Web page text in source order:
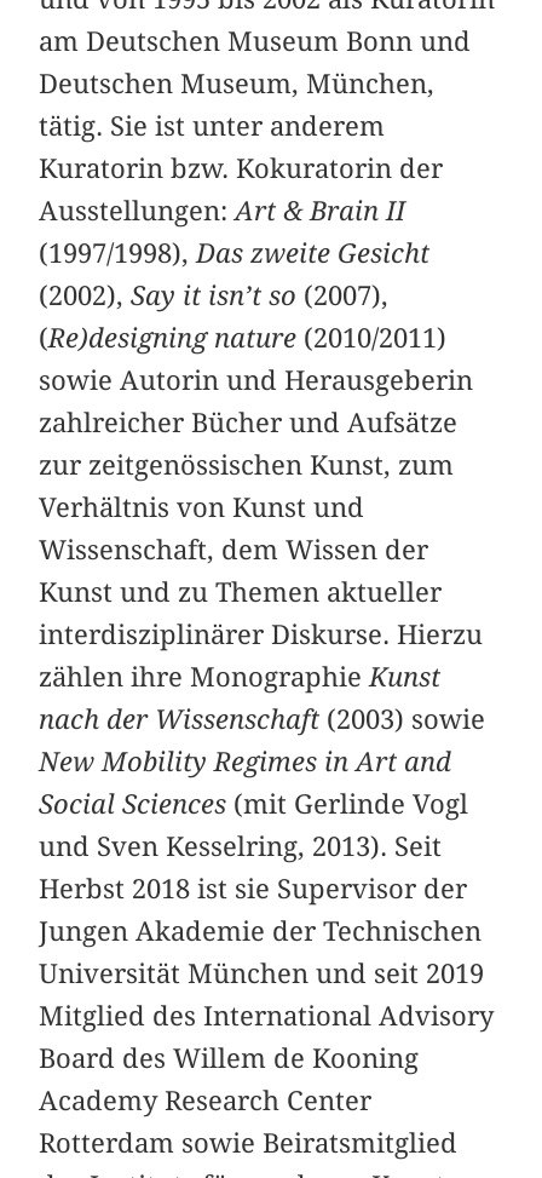
am Deutschen Museum Bonn und
Deutschen Museum, München,
tätig. Sie ist unter anderem
Kuratorin bzw. Kokuratorin der
Ausstellungen:Art & Brain II
(1997/1998), Das zweite Gesicht
(2002),Say it isn’t so (2007),
(Re)designing nature (2010/2011)
sowie Autorin und Herausgeberin
zahlreicher Bücher und Aufsätze
zur zeitgenössischen Kunst, zum
Verhältnis von Kunst und
Wissenschaft, dem Wissen der
Kunst und zu Themen aktueller
interdisziplinärer Diskurse. Hierzu
zählen ihre Monographie Kunst
nach der Wissenschaft (2003) sowie
New Mobility Regimes in Art and
Social Sciences (mit Gerlinde Vogl
und Sven Kesselring, 2013). Seit
Herbst 2018 ist sie Supervisor der
Jungen Akademie der Technischen
Universität München und seit 2019
Mitglied des International Advisory
Board des Willem de Kooning
Academy Research Center
Rotterdam sowie Beiratsmitglied